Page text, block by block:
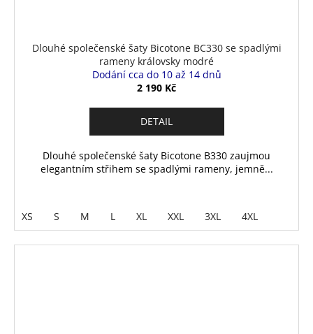
Dlouhé společenské šaty Bicotone BC330 se spadlými
rameny královsky modré
Dodání cca do 10 až 14 dnů
2 190 Kč
DETAIL
Dlouhé společenské šaty Bicotone B330 zaujmou
elegantním střihem se spadlými rameny, jemně...
XS S M L XL XXL 3XL 4XL